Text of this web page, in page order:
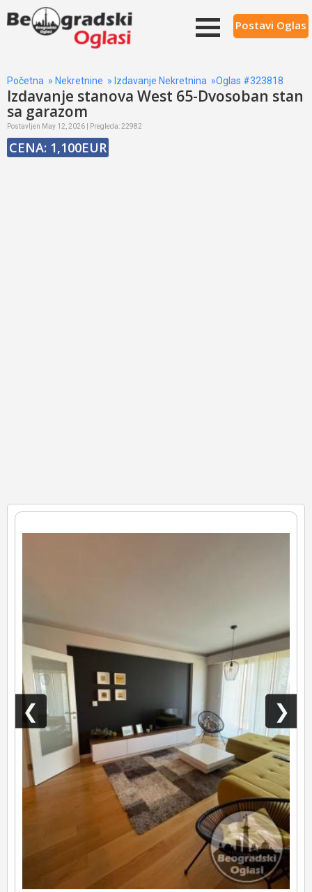
Postavi Oglas
Početna » Nekretnine » Izdavanje Nekretnina »Oglas #323818
Izdavanje stanova West 65-Dvosoban stan
sa garazom
Postavljen May 12, 2026 | Pregleda: 22982
CENA: 1,100EUR
❮ ❯